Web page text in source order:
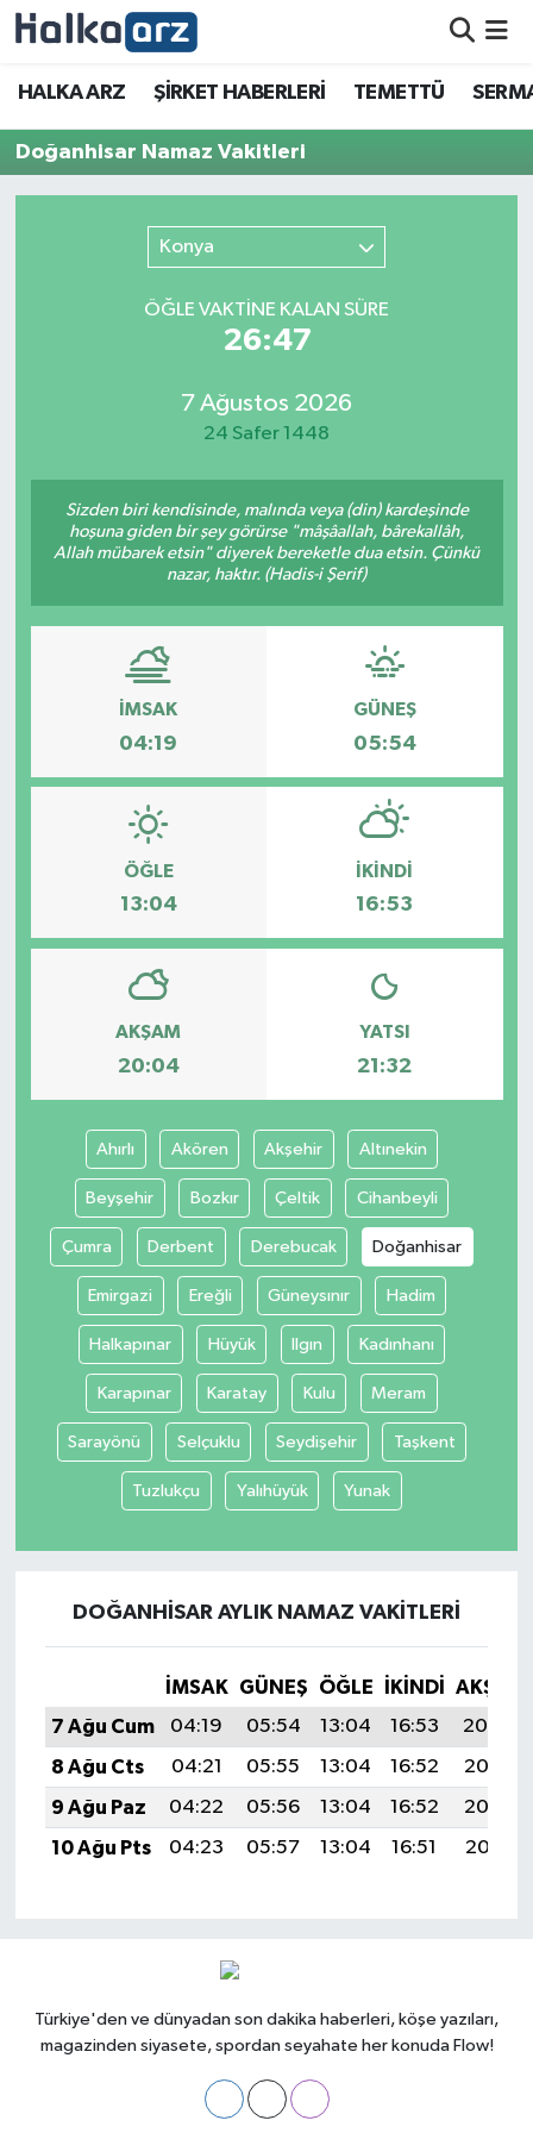
HALKA ARZ ŞİRKET HABERLERİ TEMETTÜ
Doğanhisar Namaz Vakitleri
Konya
ÖĞLE VAKTİNE KALAN SÜRE
26:47
7 Ağustos 2026
24 Safer 1448
Sizden biri kendisinde, malında veya (din) kardeşinde
hoşuna giden bir şey görürse "mâşâallah, bârekallâh,
Allah mübarek etsin" diyerek bereketle dua etsin. Çünkü
nazar, haktır. (Hadis-i Şerif)
İMSAK
04:19
GÜNEŞ
05:54
ÖĞLE
13:04
İKINDI
16:53
AKŞAM
20:04
YATSI
21:32
Ahırlı Akören Akşehir Altınekin
Beyşehir Bozkır Çeltik Cihanbeyli
Çumra Derbent Derebucak Doğanhisar
Emirgazi Ereğli Güneysınır Hadim
Halkapınar Hüyük Ilgın Kadınhanı
Karapınar Karatay Kulu Meram
Sarayönü Selçuklu Seydişehir Taşkent
Tuzlukçu Yalıhüyük Yunak
DOĞANHISAR AYLIK NAMAZ VAKITLERI
İMSAK GÜNEŞ ÖĞLE İKINDI
AKŞAM
7 Ağu Cum
04:19 05:54 13:04 16:53
20:04
8 Ağu Cts
04:21 05:55 13:04 16:52
20:03
9 Ağu Paz
04:22 05:56 13:04 16:52
20:02
10 Ağu Pts
04:23 05:57 13:04 16:51 20:01
Türkiye'den ve dünyadan son dakika haberleri, köşe yazıları,
magazinden siyasete, spordan seyahate her konuda Flow!
HALKA ARZ
SERMAYE ARTIRIMI
TEMETTÜ